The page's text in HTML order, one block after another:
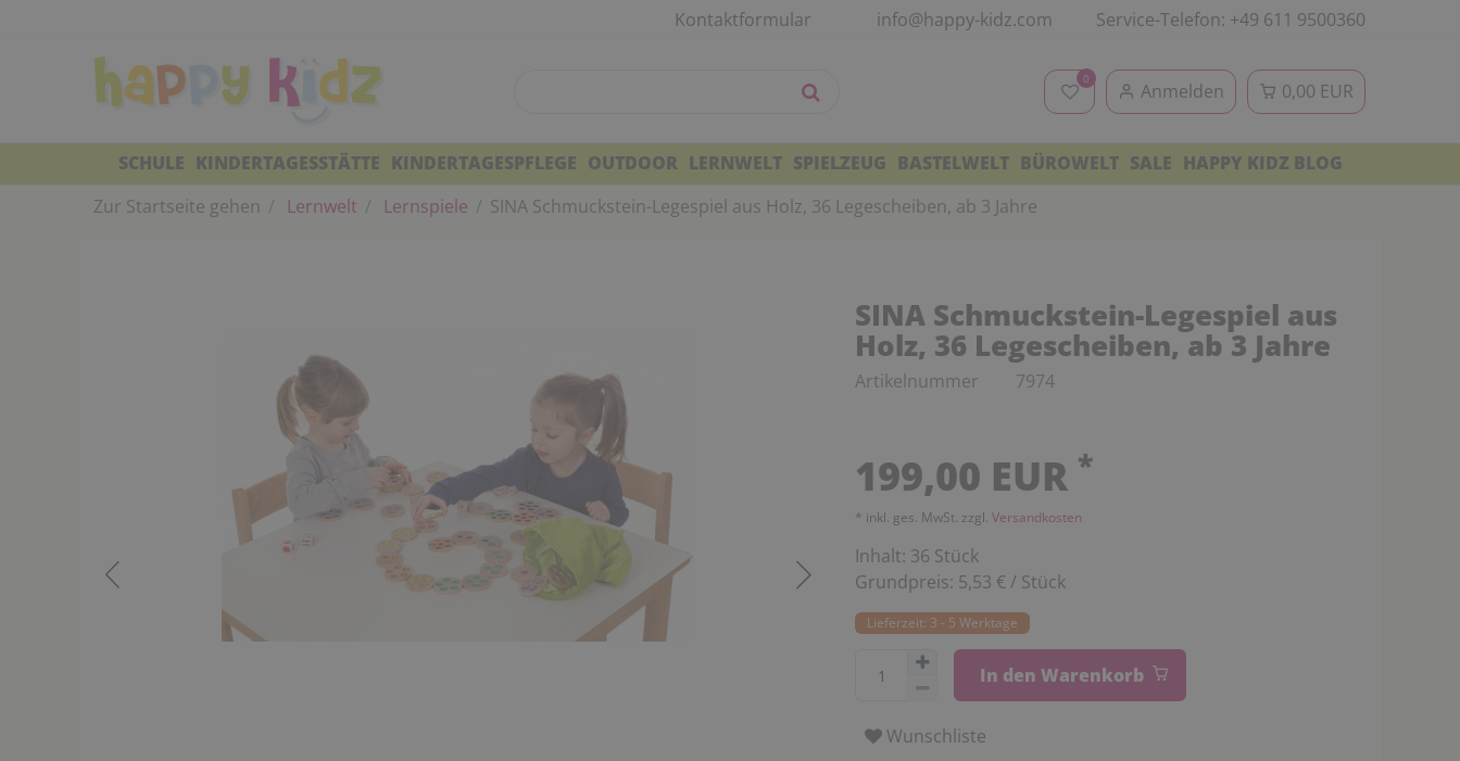
Kontaktformular info@happy-kidz.com Service-Telefon: +49 611 9500360
0
Anmelden 0,00 EUR
SCHULE KINDERTAGESSTÄTTE KINDERTAGESPFLEGE OUTDOOR LERNWELT SPIELZEUG BASTELWELT BÜROWELT SALE HAPPY KIDZ BLOG
Zur Startseite gehen
Lernwelt Lernspiele SINA Schmuckstein-Legespiel aus Holz, 36 Legescheiben, ab 3 Jahre
SINA Schmuckstein-Legespiel aus
Holz, 36 Legescheiben, ab 3 Jahre
Artikelnummer 7974
199,00 EUR *
* inkl. ges. MwSt. zzgl. Versandkosten
Inhalt: 36 Stück
Grundpreis: 5,53 € / Stück
Lieferzeit: 3 - 5 Werktage
In den Warenkorb
Wunschliste